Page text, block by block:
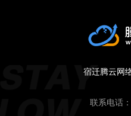
宿迁腾云网
联系电话：